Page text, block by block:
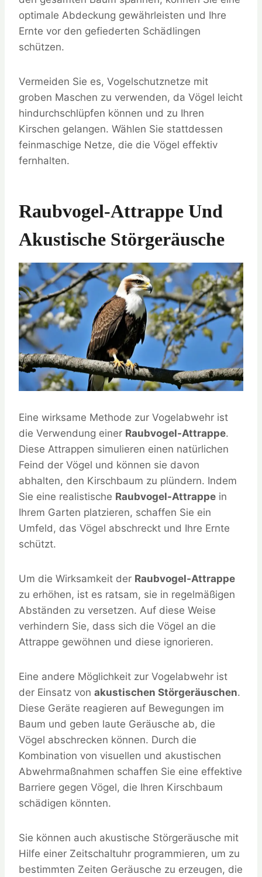
optimale Abdeckung gewährleisten und Ihre
Ernte vor den gefiederten Schädlingen
schützen.
Vermeiden Sie es, Vogelschutznetze mit
groben Maschen zu verwenden, da Vögel leicht
hindurchschlüpfen können und zu Ihren
Kirschen gelangen. Wählen Sie stattdessen
feinmaschige Netze, die die Vögel effektiv
fernhalten.
Raubvogel-Attrappe Und
Akustische Störgeräusche
Eine wirksame Methode zur Vogelabwehr ist
die Verwendung einer Raubvogel-Attrappe.
Diese Attrappen simulieren einen natürlichen
Feind der Vögel und können sie davon
abhalten, den Kirschbaum zu plündern. Indem
Sie eine realistische Raubvogel-Attrappe in
Ihrem Garten platzieren, schaffen Sie ein
Umfeld, das Vögel abschreckt und Ihre Ernte
schützt.
Um die Wirksamkeit der Raubvogel-Attrappe
zu erhöhen, ist es ratsam, sie in regelmäßigen
Abständen zu versetzen. Auf diese Weise
verhindern Sie, dass sich die Vögel an die
Attrappe gewöhnen und diese ignorieren.
Eine andere Möglichkeit zur Vogelabwehr ist
der Einsatz von akustischen Störgeräuschen.
Diese Geräte reagieren auf Bewegungen im
Baum und geben laute Geräusche ab, die
Vögel abschrecken können. Durch die
Kombination von visuellen und akustischen
Abwehrmaßnahmen schaffen Sie eine effektive
Barriere gegen Vögel, die Ihren Kirschbaum
schädigen könnten.
Sie können auch akustische Störgeräusche mit
Hilfe einer Zeitschaltuhr programmieren, um zu
bestimmten Zeiten Geräusche zu erzeugen, die